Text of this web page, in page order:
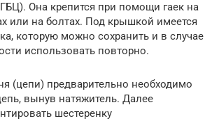
Она крепится при помощи гаек на
или на болтах. Под крышкой имеется
которую можно сохранить и в случае
использовать повторно.
(цепи) предварительно необходимо
вынув натяжитель. Далее
шестеренку